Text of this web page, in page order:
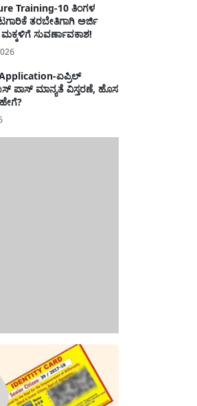
Training-10 ತಿಂಗಳ
ತರಬೇತಿಗಾಗಿ ಅರ್ಜಿ
ಮಕ್ಕಳಿಗೆ ಸುವರ್ಣಾವಕಾಶ!
ಏಪ್ರಿಲ್
ಪಾಸ್ ಮಾನ್ಯತೆ ವಿಸ್ತರಣೆ, ಹೊಸ